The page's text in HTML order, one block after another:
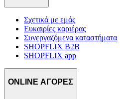
Σχετικά με εμάς
Ευκαιρίες καριέρας
Συνεργαζόμενα καταστήματα
SHOPFLIX B2B
SHOPFLIX app
ONLINE ΑΓΟΡΕΣ